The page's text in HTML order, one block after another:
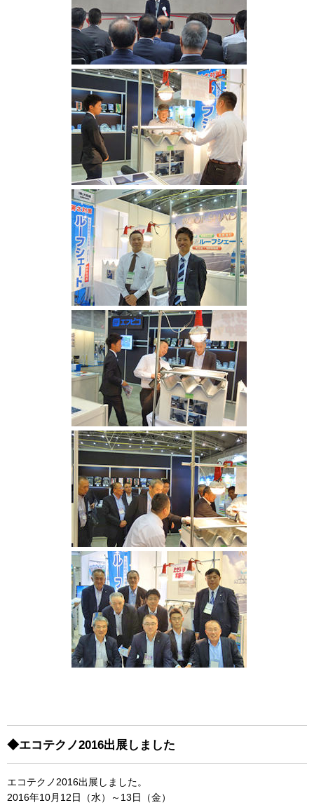
◆エコテクノ2016出展しました
エコテクノ2016出展しました。
2016年10月12日（水）～13日（金）